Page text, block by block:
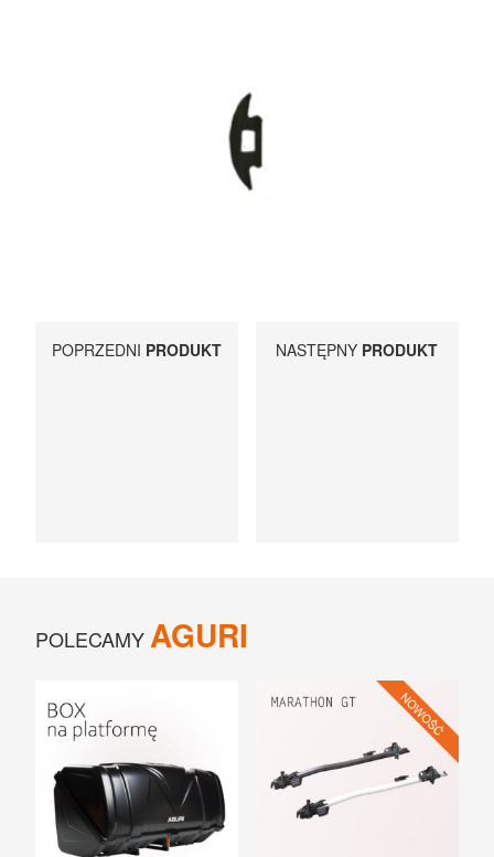
POPRZEDNI PRODUKT NASTĘPNY PRODUKT
POLECAMYAGURI